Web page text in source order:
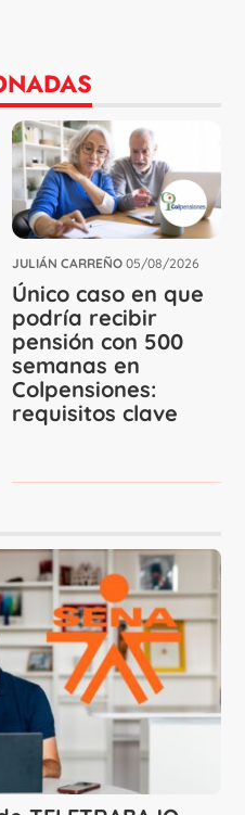
JULIÁN CARREÑO 05/08/2026
Único caso en que
podría recibir
pensión con 500
semanas en
Colpensiones:
requisitos clave